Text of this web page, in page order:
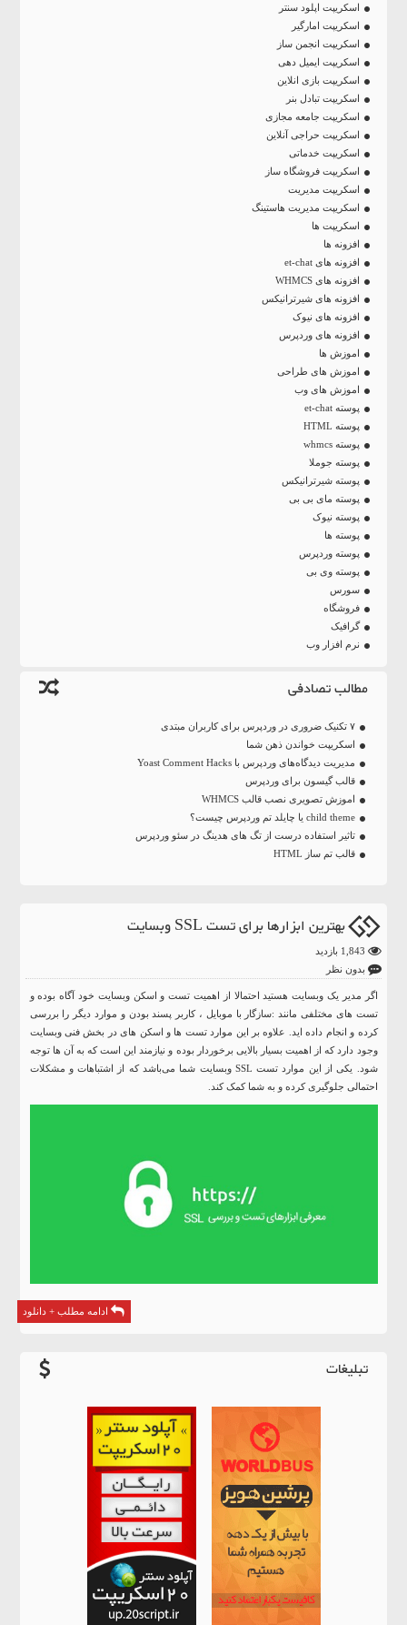
اسکریپت اپلود سنتر
اسکریپت امارگیر
اسکریپت انجمن ساز
اسکریپت ایمیل دهی
اسکریپت بازی انلاین
اسکریپت تبادل بنر
اسکریپت جامعه مجازی
اسکریپت حراجی آنلاین
اسکریپت خدماتی
اسکریپت فروشگاه ساز
اسکریپت مدیریت
اسکریپت مدیریت هاستینگ
اسکریپت ها
افزونه ها
افزونه های et-chat
افزونه های WHMCS
افزونه های شیرترانیکس
افزونه های نیوک
افزونه های وردپرس
اموزش ها
اموزش های طراحی
اموزش های وب
پوسته et-chat
پوسته HTML
پوسته whmcs
پوسته جوملا
پوسته شیرترانیکس
پوسته مای بی بی
پوسته نیوک
پوسته ها
پوسته وردپرس
پوسته وی بی
سورس
فروشگاه
گرافیک
نرم افزار وب
مطالب تصادفی
۷ تکنیک ضروری در وردپرس برای کاربران مبتدی
اسکریپت خواندن ذهن شما
مدیریت دیدگاه‌های وردپرس با Yoast Comment Hacks
قالب گیسون برای وردپرس
اموزش تصویری نصب قالب WHMCS
child theme یا چایلد تم وردپرس چیست؟
تاثیر استفاده درست از تگ های هدینگ در سئو وردپرس
قالب تم ساز HTML
بهترین ابزارها برای تست SSL وبسایت
بدون نظر
اگر مدیر یک وبسایت هستید احتمالا از اهمیت تست و اسکن وبسایت خود آگاه بوده و
تست های مختلفی مانند :سازگار با موبایل ، کاربر پسند بودن و موارد دیگر را بررسی
کرده و انجام داده اید. علاوه بر این موارد تست ها و اسکن های در بخش فنی وبسایت
وجود دارد که از اهمیت بسیار بالایی برخوردار بوده و نیازمند این است که به آن ها توجه
شود. یکی از این موارد تست SSL وبسایت شما می‌باشد که از اشتباهات و مشکلات
احتمالی جلوگیری کرده و به شما کمک کند.
ادامه مطلب + دانلود
تبلیغات